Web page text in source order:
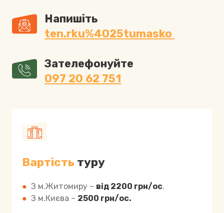
ten.rku%4025tumasko
Зателефонуйте
097 20 62 751
Вартість туру
● З м.Житомиру – від 2200 грн/ос.
● З м.Києва – 2500 грн/ос.